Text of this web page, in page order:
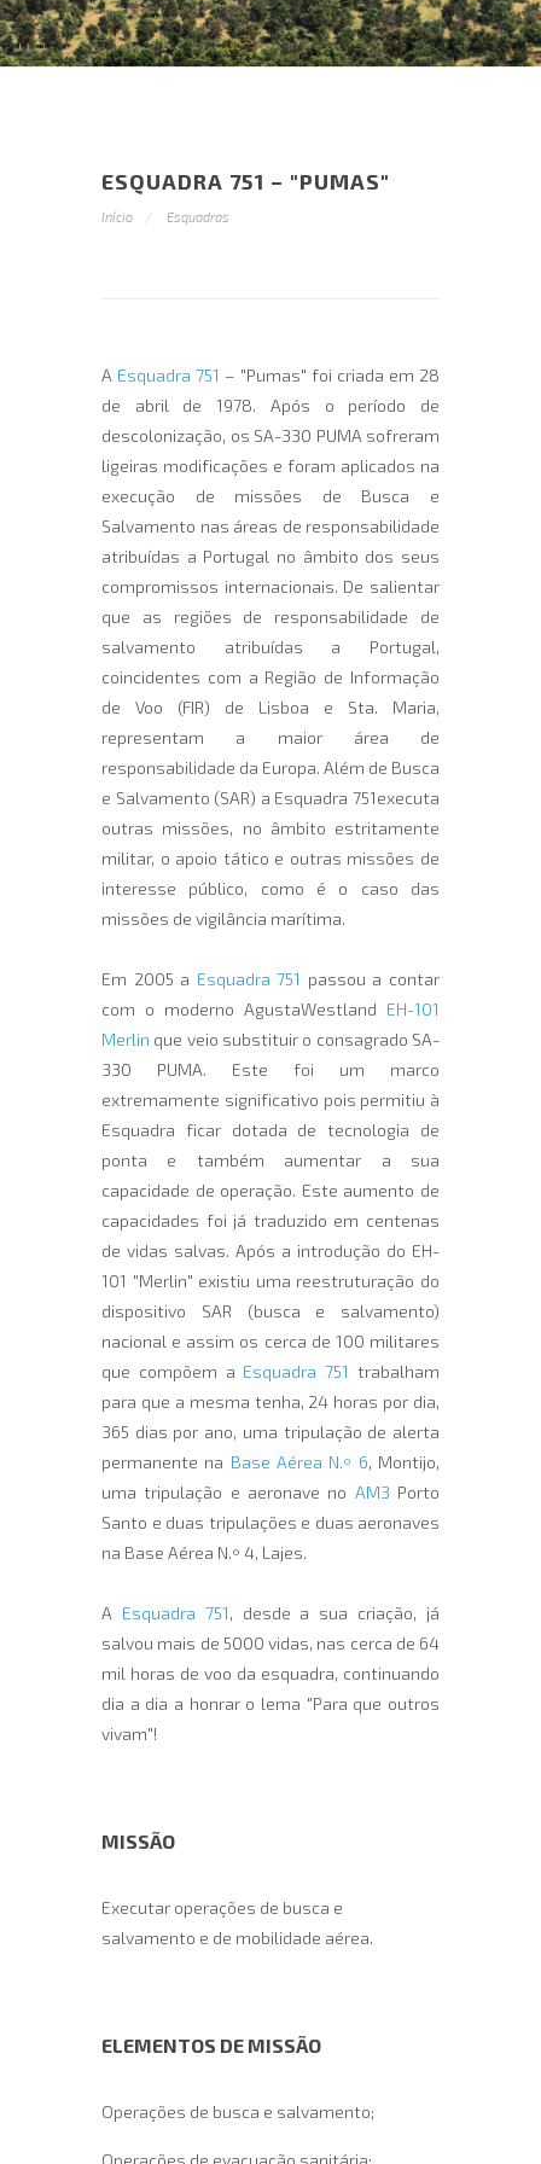
ESQUADRA 751 – "PUMAS"
Início Esquadras
A Esquadra 751 – "Pumas" foi criada em 28
de abril de 1978. Após o período de
descolonização, os SA-330 PUMA sofreram
ligeiras modificações e foram aplicados na
execução de missões de Busca e
Salvamento nas áreas de responsabilidade
atribuídas a Portugal no âmbito dos seus
compromissos internacionais. De salientar
que as regiões de responsabilidade de
salvamento atribuídas a Portugal,
coincidentes com a Região de Informação
de Voo (FIR) de Lisboa e Sta. Maria,
representam a maior área de
responsabilidade da Europa. Além de Busca
e Salvamento (SAR) a Esquadra 751executa
outras missões, no âmbito estritamente
militar, o apoio tático e outras missões de
interesse público, como é o caso das
missões de vigilância marítima.
Em 2005 a Esquadra 751 passou a contar
com o moderno AgustaWestland EH-101
Merlin que veio substituir o consagrado SA-
330 PUMA. Este foi um marco
extremamente significativo pois permitiu à
Esquadra ficar dotada de tecnologia de
ponta e também aumentar a sua
capacidade de operação. Este aumento de
capacidades foi já traduzido em centenas
de vidas salvas. Após a introdução do EH-
101 "Merlin" existiu uma reestruturação do
dispositivo SAR (busca e salvamento)
nacional e assim os cerca de 100 militares
que compõem a Esquadra 751 trabalham
para que a mesma tenha, 24 horas por dia,
365 dias por ano, uma tripulação de alerta
permanente na Base Aérea N.º 6, Montijo,
uma tripulação e aeronave no AM3 Porto
Santo e duas tripulações e duas aeronaves
na Base Aérea N.º 4, Lajes.
A Esquadra 751, desde a sua criação, já
salvou mais de 5000 vidas, nas cerca de 64
mil horas de voo da esquadra, continuando
dia a dia a honrar o lema "Para que outros
vivam"!
MISSÃO
Executar operações de busca e
salvamento e de mobilidade aérea.
ELEMENTOS DE MISSÃO
Operações de busca e salvamento;
Operações de evacuação sanitária;